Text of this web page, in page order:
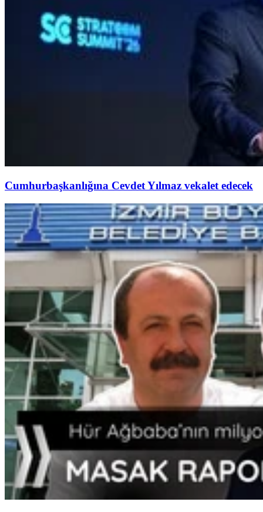
Cumhurbaşkanlığına Cevdet Yılmaz vekalet edecek